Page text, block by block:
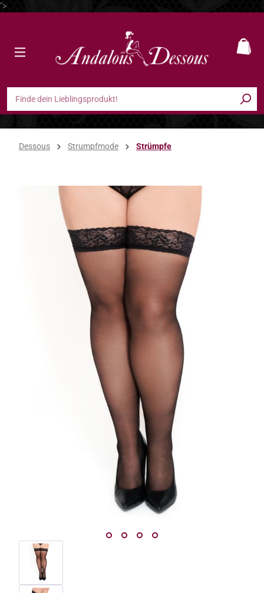
">
Dessous Strumpfmode Strümpfe
Bildergalerie überspringen